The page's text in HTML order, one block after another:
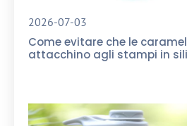
2026-07-03
Come evitare che le
attacchino agli stampi in